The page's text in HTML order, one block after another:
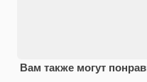
Вам также могут